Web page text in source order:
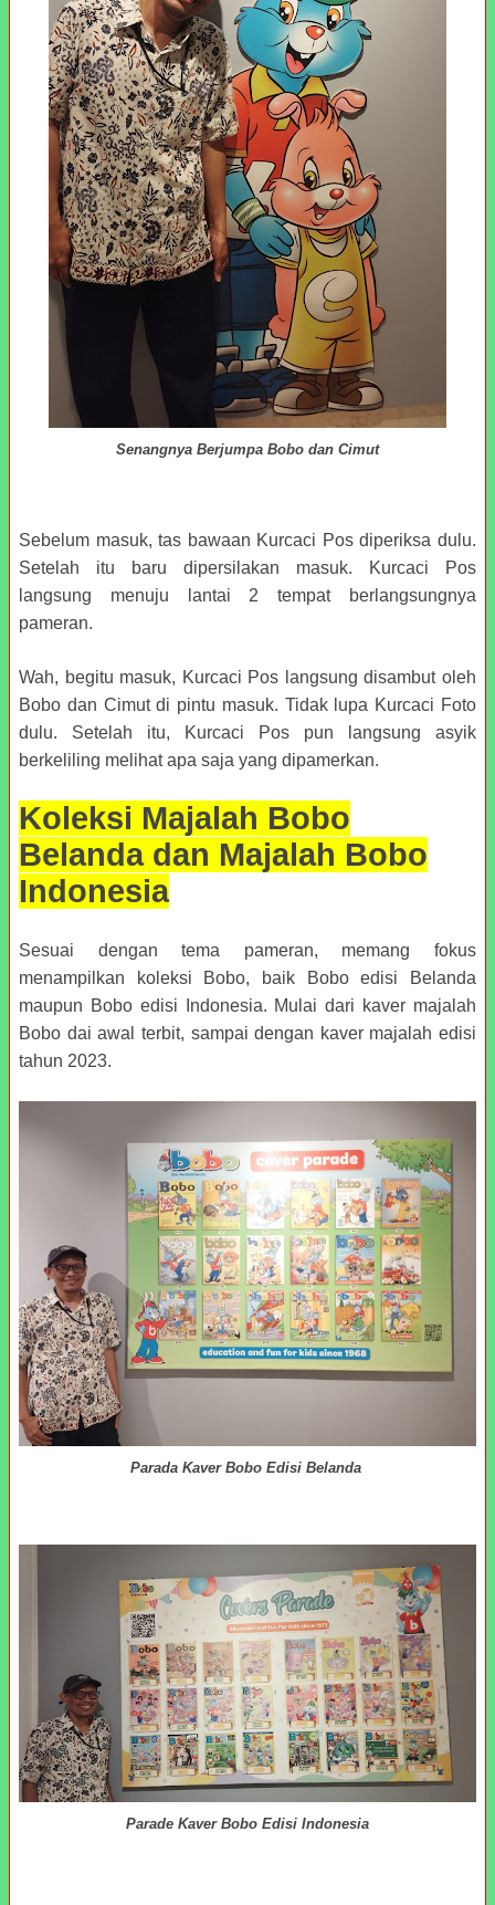
Senangnya Berjumpa Bobo dan Cimut
Sebelum masuk, tas bawaan Kurcaci Pos diperiksa dulu.
Setelah itu baru dipersilakan masuk. Kurcaci Pos
langsung menuju lantai 2 tempat berlangsungnya
pameran.
Wah, begitu masuk, Kurcaci Pos langsung disambut oleh
Bobo dan Cimut di pintu masuk. Tidak lupa Kurcaci Foto
dulu. Setelah itu, Kurcaci Pos pun langsung asyik
berkeliling melihat apa saja yang dipamerkan.
Koleksi Majalah Bobo
Belanda dan Majalah Bobo
Indonesia
Sesuai dengan tema pameran, memang fokus
menampilkan koleksi Bobo, baik Bobo edisi Belanda
maupun Bobo edisi Indonesia. Mulai dari kaver majalah
Bobo dai awal terbit, sampai dengan kaver majalah edisi
tahun 2023.
Parada Kaver Bobo Edisi Belanda
Parade Kaver Bobo Edisi Indonesia